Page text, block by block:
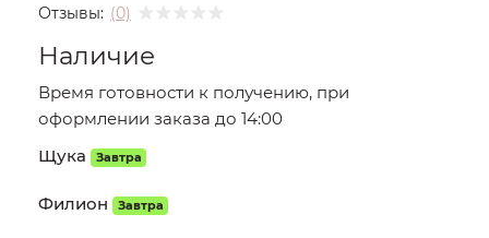
Отзывы: (0)
Наличие
Время готовности к получению, при
оформлении заказа до 14:00
Щука
Завтра
Филион Завтра